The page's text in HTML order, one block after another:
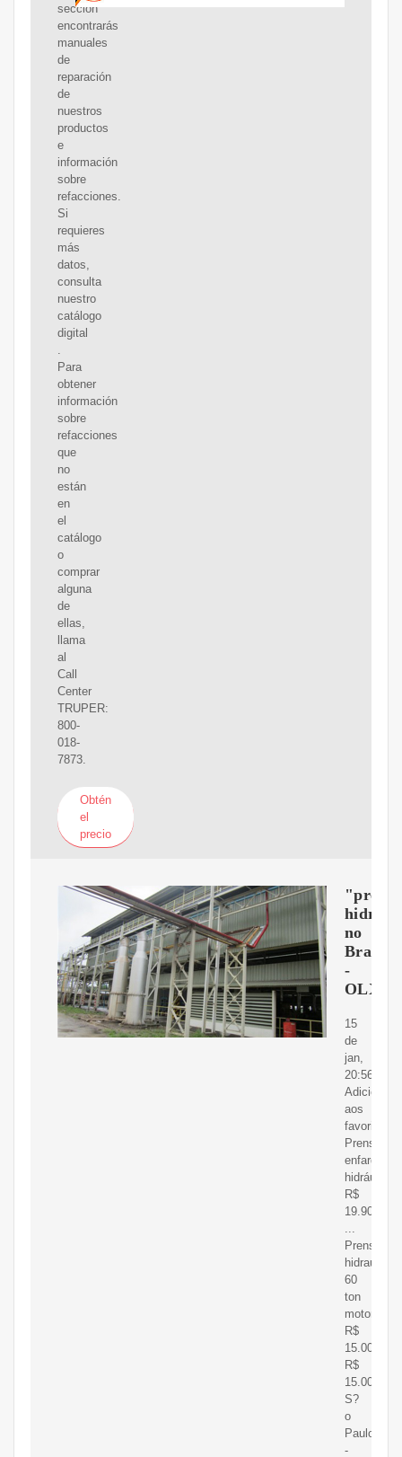
sección
encontrarás
manuales
de
reparación
de
nuestros
productos
e
información
sobre
refacciones.
Si
requieres
más
datos,
consulta
nuestro
catálogo
digital
.
Para
obtener
información
sobre
refacciones
que
no
están
en
el
catálogo
o
comprar
alguna
de
ellas,
llama
al
Call
Center
TRUPER:
800-
018-
7873.
Obtén
el
precio
no
Brasil
-
OLX
15
de
jan,
20:56.
Adicionar
aos
favoritos.
Prensas
hidráulica
R$
19.900.
Prensa
hidraulica
60
ton
motorizada
R$
15.000.
R$
15.000.
S?
o
Paulo
-